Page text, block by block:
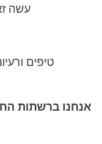
עשה
טיפים
אנחנו ברשתות